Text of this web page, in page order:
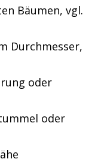
Bäumen, vgl.
Durchmesser,
oder
oder